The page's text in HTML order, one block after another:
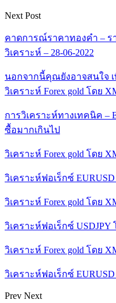
Next Post
คาดการณ์ราคาทองคำ –
วิเคราะห์ – 28-06-2022
นอกจากนี้คุณยังอาจสนใจ
วิเคราะห์ Forex gold โดย
การวิเคราะห์ทางเทคนิค –
ซื้อมากเกินไป
วิเคราะห์ Forex gold โดย
วิเคราะห์ฟอเร็กซ์
วิเคราะห์ Forex gold โดย
วิเคราะห์ฟอเร็กซ์ USDJPY
วิเคราะห์ Forex gold โดย
วิเคราะห์ฟอเร็กซ์
Prev Next